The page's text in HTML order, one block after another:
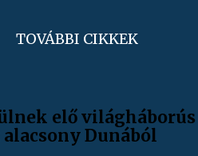
TOVÁBBI CIKKEK
elő világháborús
Dunából